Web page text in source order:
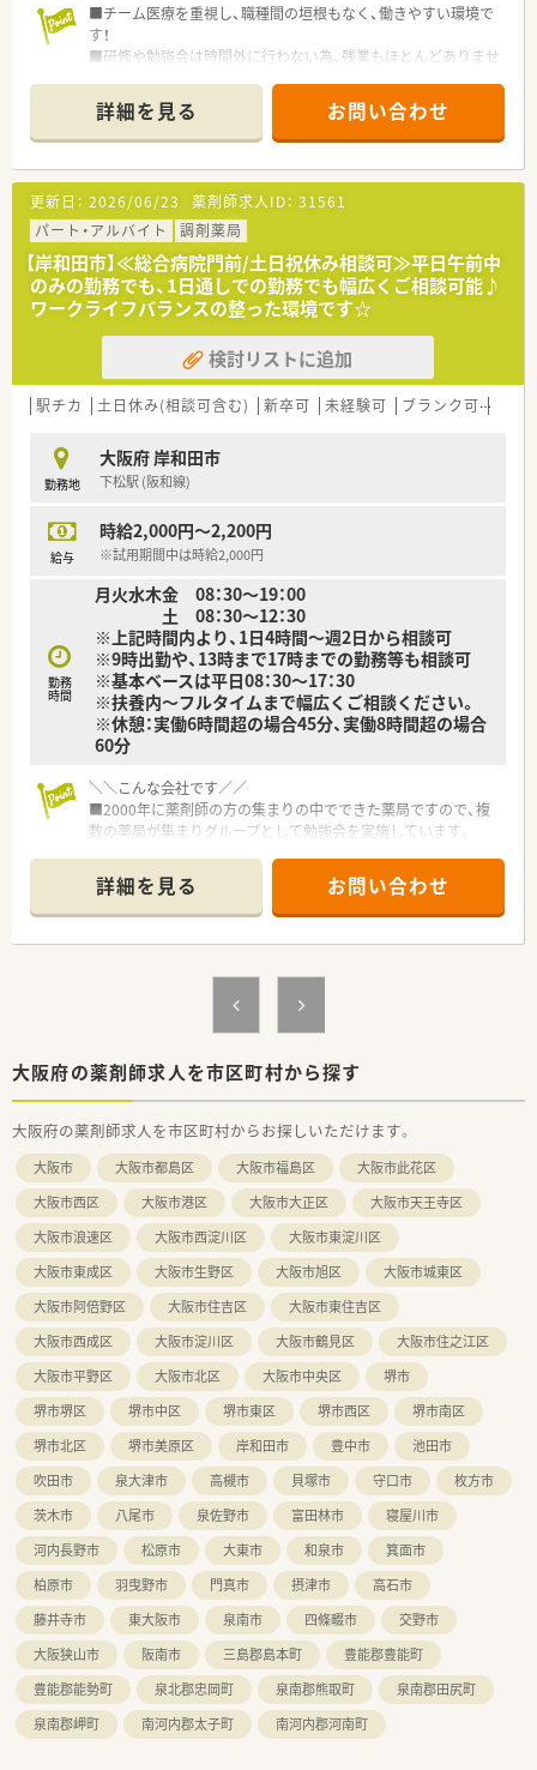
■チーム医療を重視し、職種間の垣根もなく、働きやすい環境で
す！
■研修や勉強会は時間外に行わない為、残業もほとんどありませ
■365日対応可能な院内保育もあります！
■調剤業務だけでなく、他職種のカンファレンス参加、病棟での
服薬指導も実施しています。
■療養型の病院ですが、昨今急性期病院の在院日数も減ってきて
いる兼ね合いで、重度の疾患をお持ちの方もいらっしゃいます。
そのため、療養型の病院でありながら様々な経験を積むことが可
能です。
■365日対応可能な院内保育もあります！（600円/回）
詳細を見る お問い合わせ
更新日： 2026/06/23 薬剤師求人ID： 31561
パート・アルバイト
調剤薬局
【岸和田市】≪総合病院門前/土日祝休み相談可≫平日午前中
のみの勤務でも、1日通しでの勤務でも幅広くご相談可能♪
ワークライフバランスの整った環境です☆
検討リストに追加
駅チカ 土日休み(相談可含む) 新卒可 未経験可 ブランク可
勤務地
大阪府 岸和田市
下松駅 (阪和線)
給与
時給2,000円～2,200円
※試用期間中は時給2,000円
勤務
時間
月火水木金 08：30～19：00
土 08：30～12：30
※上記時間内より、1日4時間～週2日から相談可
※9時出勤や、13時まで17時までの勤務等も相談可
※基本ベースは平日08：30～17：30
※扶養内～フルタイムまで幅広くご相談ください。
※休憩：実働6時間超の場合45分、実働8時間超の場合
60分
＼＼こんな会社です／／
■2000年に薬剤師の方の集まりの中でできた薬局ですので、複
数の薬局が集まりグループとして勉強会を実施しています。
す。
■月1回勉強会を開催し薬剤師としての知識の向上を図っていま
す。
■様々な研修制度も充実しております。
＼＼こんな薬局です／／
■岸和田市民病院の第一門前薬局です。
■処方内容は軽度のものから重度のものまで幅広く、あらゆる経
務の効率化を図っています。
■ベテランの薬剤師様が多数在籍されていますので、ブランクが
ある方でも教えて頂ける環境がございます。
■わからない事などはすぐに相談できる環境です。
■医師との関係性も良好な為、疑義照会も行いやすい環境です。
■一人薬剤師になる事はございません。
＼＼こんな働き方です／／
■週30時間～相談可能！「正社員では難しいけれどフルタイムに
近い時間数なら、、」そんな方におすすめです♪
■有休消化率も高く、皆で協力し合ってお仕事できる環境です。
詳細を見る お問い合わせ
大阪府の薬剤師求人を市区町村から探す
大阪府の薬剤師求人を市区町村からお探しいただけます。
大阪市 大阪市都島区 大阪市福島区
大阪市此花区
大阪市西区
大阪市港区 大阪市大正区
大阪市天王寺区
大阪市浪速区
大阪市西淀川区
大阪市東淀川区
大阪市東成区
大阪市生野区 大阪市旭区
大阪市城東区
大阪市阿倍野区
大阪市住吉区
大阪市東住吉区
大阪市西成区
大阪市淀川区 大阪市鶴見区
大阪市住之江区
大阪市平野区
大阪市北区 大阪市中央区
堺市
堺市堺区
堺市中区 堺市東区 堺市西区
堺市南区
堺市北区
堺市美原区 岸和田市 豊中市
池田市
吹田市
泉大津市 高槻市 貝塚市 守口市
枚方市
茨木市
八尾市 泉佐野市 富田林市
寝屋川市
河内長野市
松原市 大東市 和泉市
箕面市
柏原市
羽曳野市 門真市 摂津市
高石市
藤井寺市
東大阪市 泉南市 四條畷市
交野市
大阪狭山市
阪南市 三島郡島本町
豊能郡豊能町
豊能郡能勢町
泉北郡忠岡町 泉南郡熊取町
泉南郡田尻町
泉南郡岬町
南河内郡太子町 南河内郡河南町